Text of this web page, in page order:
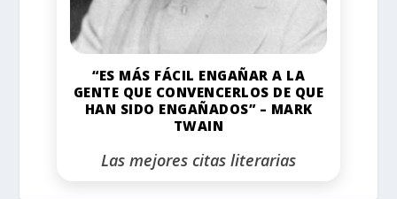
“ES MÁS FÁCIL ENGAÑAR A LA
GENTE QUE CONVENCERLOS DE QUE
HAN SIDO ENGAÑADOS” – MARK
TWAIN
Las mejores citas literarias